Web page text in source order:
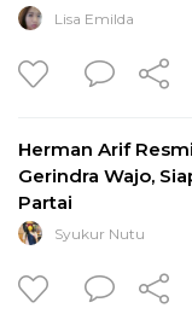
Lisa Emilda
Herman Arif
Gerindra Wajo,
Partai
Syukur Nutu